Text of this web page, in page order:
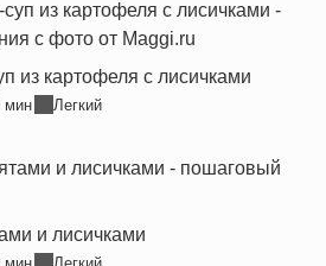
из картофеля с лисичками
мин Легкий
и лисичками
мин Легкий